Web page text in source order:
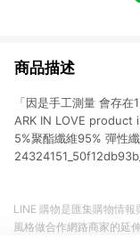
商品描述
「因是手工測量 會存
ARK IN LOVE product
5%聚酯纖維95% 彈
LINE 購物是匯集購物情
風格做合作網路商家的延